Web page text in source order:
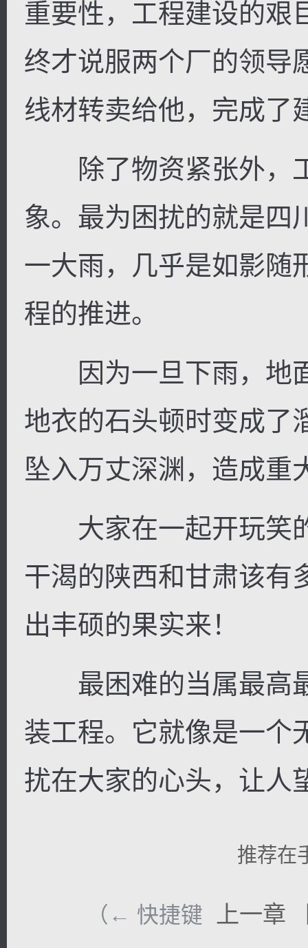
重要性，工程建设的艰
终才说服两个厂的领导
线材转卖给他，完成了
除了物资紧张外，
象。最为困扰的就是四
一大雨，几乎是如影随
程的推进。
因为一旦下雨，地
地衣的石头顿时变成了
坠入万丈深渊，造成重
大家在一起开玩笑
干渴的陕西和甘肃该有
出丰硕的果实来！
最困难的当属最高
装工程。它就像是一个
扰在大家的心头，让人
推荐在
（← 快捷键 上一章